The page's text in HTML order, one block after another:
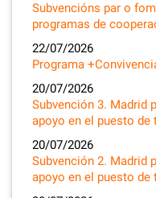
Subvencións par o
programas de
22/07/2026
Programa
20/07/2026
Subvención 3. Madrid
apoyo en el puesto
20/07/2026
Subvención 2. Madrid
apoyo en el puesto